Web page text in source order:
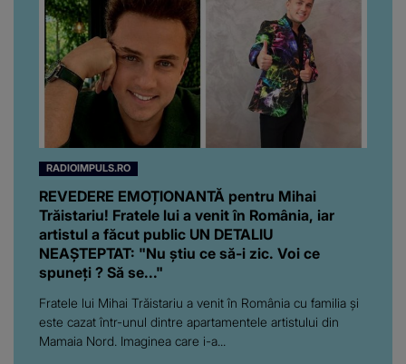
RADIOIMPULS.RO
REVEDERE EMOȚIONANTĂ pentru Mihai
Trăistariu! Fratele lui a venit în România, iar
artistul a făcut public UN DETALIU
NEAȘTEPTAT: "Nu știu ce să-i zic. Voi ce
spuneți ? Să se..."
Fratele lui Mihai Trăistariu a venit în România cu familia și
este cazat într-unul dintre apartamentele artistului din
Mamaia Nord. Imaginea care i-a...